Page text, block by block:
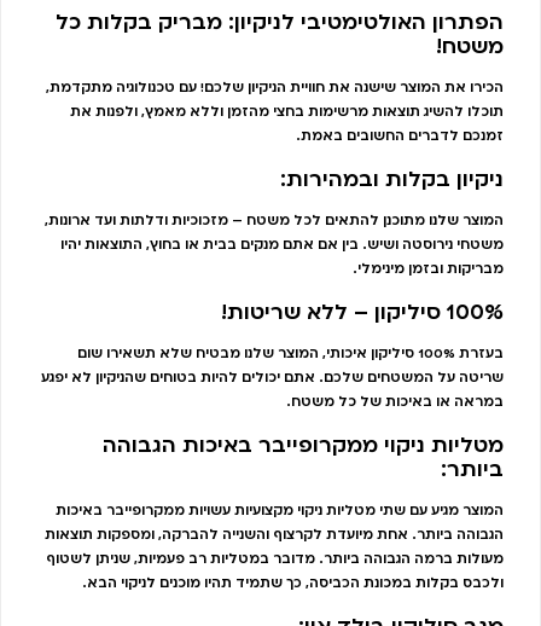
הפתרון האולטימטיבי לניקיון: מבריק בקלות כל
משטח!
הכירו את המוצר שישנה את חוויית הניקיון שלכם! עם טכנולוגיה מתקדמת,
תוכלו להשיג תוצאות מרשימות בחצי מהזמן וללא מאמץ, ולפנות את
זמנכם לדברים החשובים באמת.
ניקיון בקלות ובמהירות:
המוצר שלנו מתוכנן להתאים לכל משטח – מזכוכיות ודלתות ועד ארונות,
משטחי נירוסטה ושיש. בין אם אתם מנקים בבית או בחוץ, התוצאות יהיו
מבריקות ובזמן מינימלי.
100% סיליקון – ללא שריטות!
בעזרת 100% סיליקון איכותי, המוצר שלנו מבטיח שלא תשאירו שום
שריטה על המשטחים שלכם. אתם יכולים להיות בטוחים שהניקיון לא יפגע
במראה או באיכות של כל משטח.
מטליות ניקוי ממקרופייבר באיכות הגבוהה
ביותר:
המוצר מגיע עם שתי מטליות ניקוי מקצועיות עשויות ממקרופייבר באיכות
הגבוהה ביותר. אחת מיועדת לקרצוף והשנייה להברקה, ומספקות תוצאות
מעולות ברמה הגבוהה ביותר. מדובר במטליות רב פעמיות, שניתן לשטוף
ולכבס בקלות במכונת הכביסה, כך שתמיד תהיו מוכנים לניקוי הבא.